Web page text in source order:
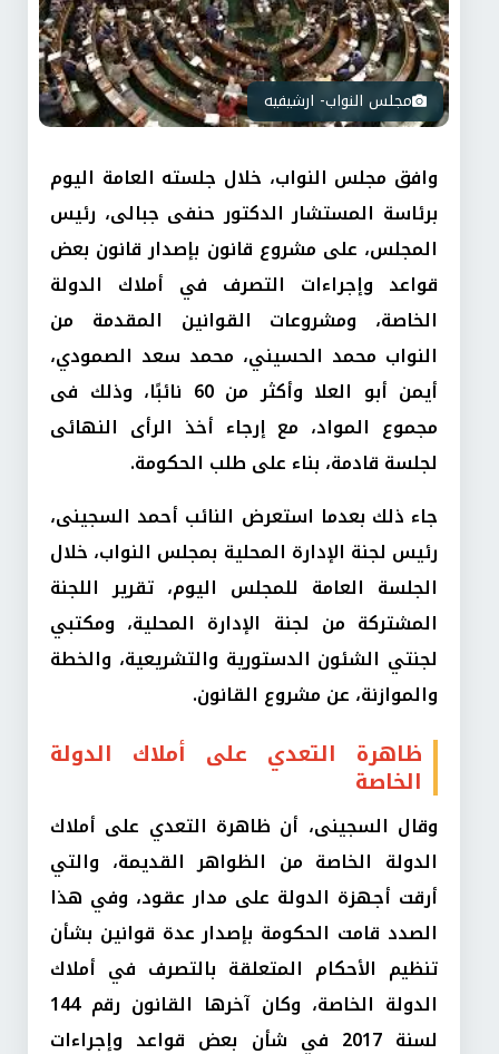
مجلس النواب- ارشيفيه
وافق مجلس النواب، خلال جلسته العامة اليوم
برئاسة المستشار الدكتور حنفى جبالى، رئيس
المجلس، على مشروع قانون بإصدار قانون بعض
قواعد وإجراءات التصرف في أملاك الدولة
الخاصة، ومشروعات القوانين المقدمة من
النواب محمد الحسيني، محمد سعد الصمودي،
أيمن أبو العلا وأكثر من 60 نائبًا، وذلك فى
مجموع المواد، مع إرجاء أخذ الرأى النهائى
لجلسة قادمة، بناء على طلب الحكومة.
جاء ذلك بعدما استعرض النائب أحمد السجينى،
رئيس لجنة الإدارة المحلية بمجلس النواب، خلال
الجلسة العامة للمجلس اليوم، تقرير اللجنة
المشتركة من لجنة الإدارة المحلية، ومكتبي
لجنتي الشئون الدستورية والتشريعية، والخطة
والموازنة، عن مشروع القانون.
ظاهرة التعدي على أملاك الدولة
الخاصة
وقال السجينى، أن ظاهرة التعدي على أملاك
الدولة الخاصة من الظواهر القديمة، والتي
أرقت أجهزة الدولة على مدار عقود، وفي هذا
الصدد قامت الحكومة بإصدار عدة قوانين بشأن
تنظيم الأحكام المتعلقة بالتصرف في أملاك
الدولة الخاصة، وكان آخرها القانون رقم 144
لسنة 2017 في شأن بعض قواعد وإجراءات